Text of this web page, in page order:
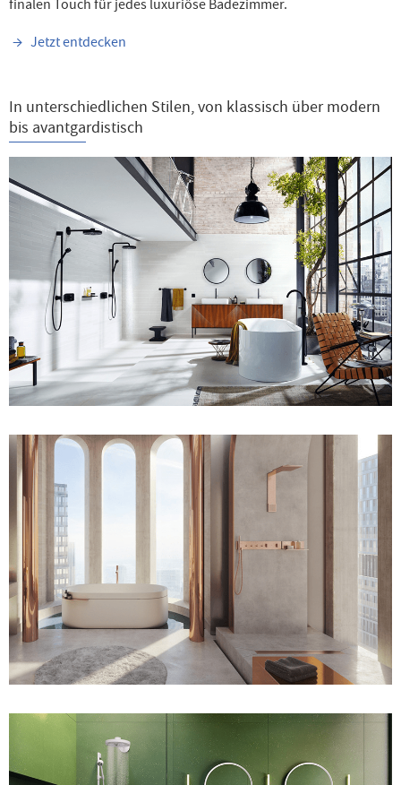
finalen Touch für jedes luxuriöse Badezimmer.
Jetzt entdecken
In unterschiedlichen Stilen, von klassisch über modern
bis avantgardistisch